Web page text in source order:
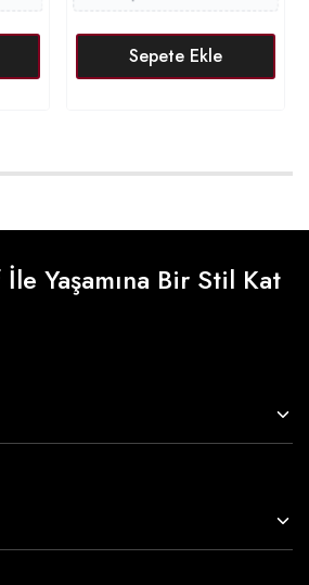
Sepete Ekle
Yaşamına Bir Stil Kat